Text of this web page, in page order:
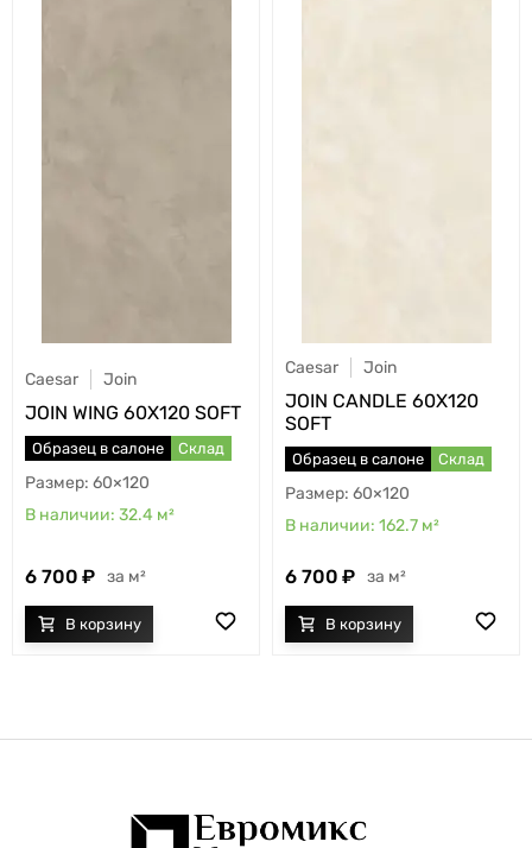
Caesar Join
JOIN WING 60X120 SOFT
Образец в салоне Склад
60×120
32.4 м²
6 700 м²
Caesar Join
JOIN CANDLE 60X120
SOFT
Образец в салоне Склад
60×120
162.7 м²
6 700 м²